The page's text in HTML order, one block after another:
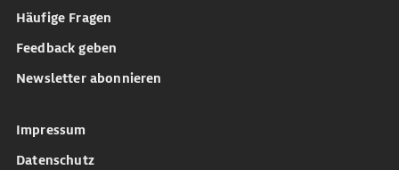
Häufige Fragen
Feedback geben
Newsletter abonnieren
Impressum
Datenschutz